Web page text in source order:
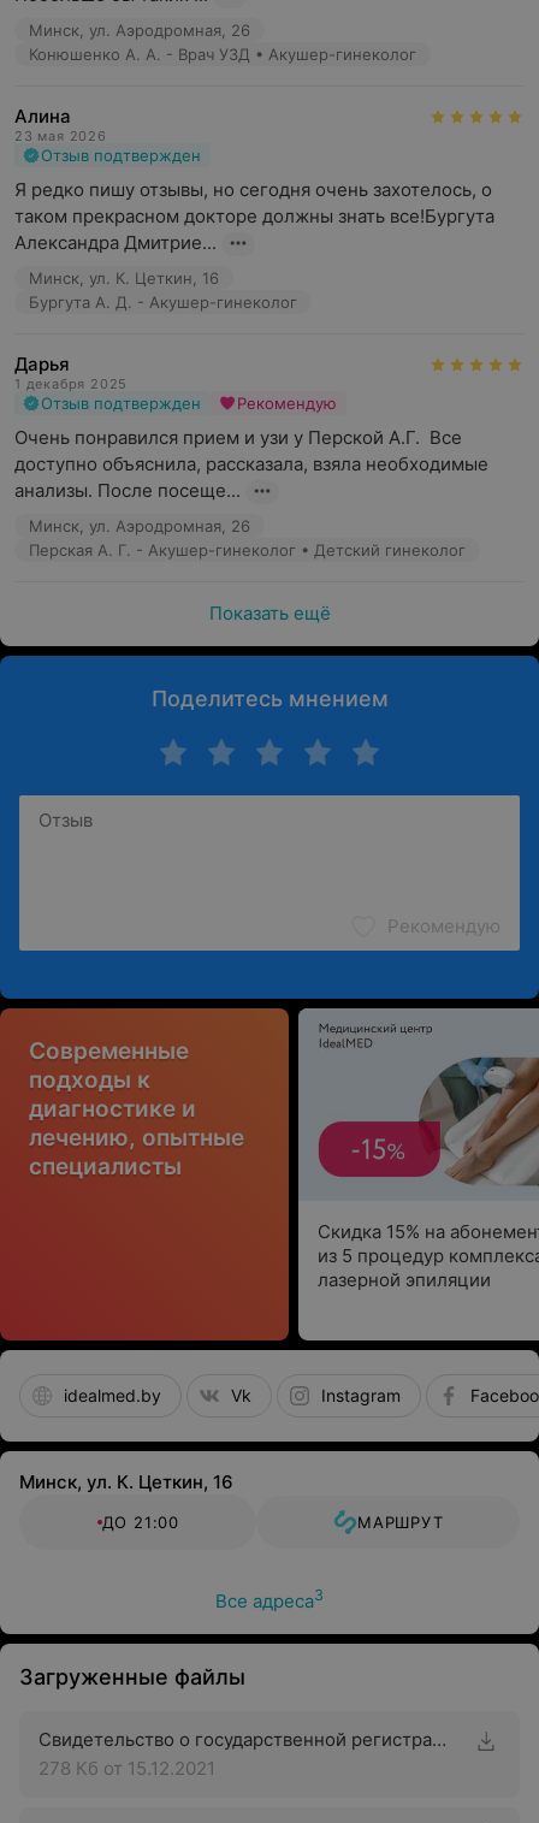
Минск, ул. Аэродромная, 26
Конюшенко А. А. - Врач УЗД • Акушер-гинеколог
Алина
23 мая 2026
Отзыв подтвержден
Я редко пишу отзывы, но сегодня очень захотелось, о
таком прекрасном докторе должны знать все!Бургута
Александра Дмитрие...
Минск, ул. К. Цеткин, 16
Бургута А. Д. - Акушер-гинеколог
Дарья
1 декабря 2025
Отзыв подтвержден Рекомендую
Очень понравился прием и узи у Перской А.Г.  Все
доступно объяснила, рассказала, взяла необходимые
анализы. После посеще...
Минск, ул. Аэродромная, 26
Перская А. Г. - Акушер-гинеколог • Детский гинеколог
Показать ещё
Поделитесь мнением
Рекомендую
Современные
подходы к
диагностике и
лечению, опытные
специалисты
Скидка 15% на
из 5 процедур
лазерной эпиляции
idealmed.by Vk Instagram
Минск, ул. К. Цеткин, 16
ДО 21:00 МАРШРУТ
Все адреса3
Загруженные файлы
Свидетельство о государственной регистрации
278 Кб от 15.12.2021